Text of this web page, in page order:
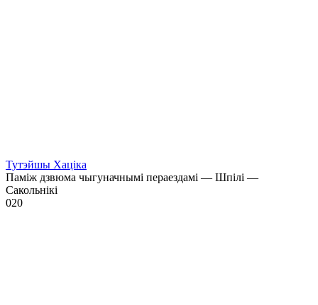
Тутэйшы Хаціка
Паміж дзвюма чыгуначнымі пераездамі — Шпілі —
Сакольнікі
020